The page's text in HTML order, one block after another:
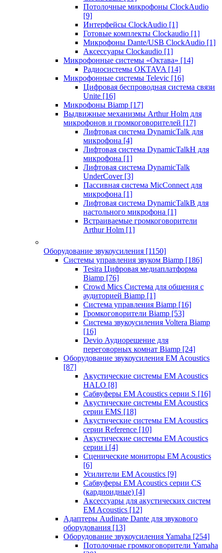
Потолочные микрофоны ClockAudio
[9]
Интерфейсы ClockAudio [1]
Готовые комплекты Clockaudio [1]
Микрофоны Dante/USB ClockAudio [1]
Аксессуары Clockaudio [1]
Микрофонные системы «Октава» [14]
Радиосистемы OKTAVA [14]
Микрофонные системы Televic [16]
Цифровая беспроводная система связи
Unite [16]
Микрофоны Biamp [17]
Выдвижные механизмы Arthur Holm для
микрофонов и громкоговорителей [17]
Лифтовая система DynamicTalk для
микрофона [4]
Лифтовая система DynamicTalkH для
микрофона [1]
Лифтовая система DynamicTalk
UnderCover [3]
Пассивная система MicConnect для
микрофона [1]
Лифтовая система DynamicTalkB для
настольного микрофона [1]
Встраиваемые громкоговорители
Arthur Holm [1]
Оборудование звукоусиления [1150]
Системы управления звуком Biamp [186]
Tesira Цифровая медиаплатформа
Biamp [76]
Crowd Mics Система для общения с
аудиторией Biamp [1]
Система управления Biamp [16]
Громкоговорители Biamp [53]
Система звукоусиления Voltera Biamp
[16]
Devio Аудиорешение для
переговорных комнат Biamp [24]
Оборудование звукоусиления EM Acoustics
[87]
Акустические системы EM Acoustics
HALO [8]
Сабвуферы EM Acoustics серии S [16]
Акустические системы EM Acoustics
серии EMS [18]
Акустические системы EM Acoustics
серии Reference [10]
Акустические системы EM Acoustics
серии i [4]
Сценические мониторы EM Acoustics
[6]
Усилители EM Acoustics [9]
Сабвуферы EM Acoustics серии CS
(кардиоидные) [4]
Аксессуары для акустических систем
EM Acoustics [12]
Адаптеры Audinate Dante для звукового
оборудования [13]
Оборудование звукоусиления Yamaha [254]
Потолочные громкоговорители Yamaha